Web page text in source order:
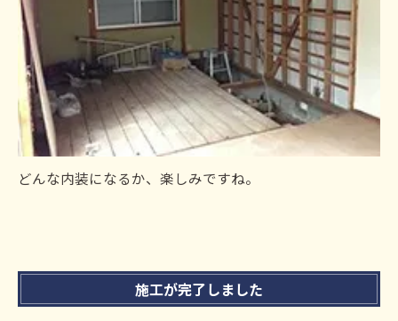
どんな内装になるか、楽しみですね。
施工が完了しました